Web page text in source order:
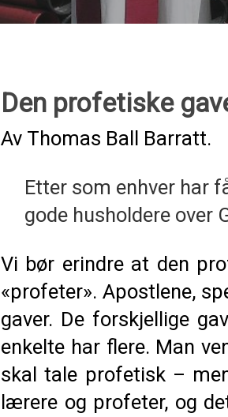
Den profetiske
Av Thomas Ball Barratt.
Etter som enhver har
gode husholdere over
Vi bør erindre at den
«profeter». Apostlene,
gaver. De forskjellige
enkelte har flere. Man
skal tale profetisk –
lærere og profeter, og